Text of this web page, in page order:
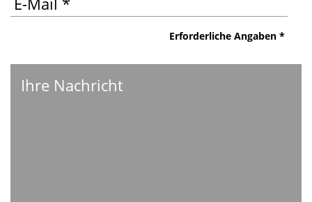
Feld leer.
Erfor­der­li­che Angaben *